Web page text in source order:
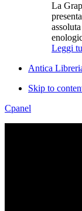
La
Leggi
Antica
Skip to
Menu Style
Mega
Css
Dropline
Cpanel